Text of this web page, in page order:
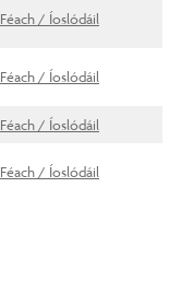
Féach / Íoslódáil
Féach / Íoslódáil
Féach / Íoslódáil
Féach / Íoslódáil